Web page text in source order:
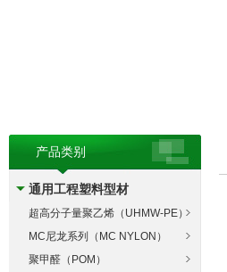
产品类别
通用工程塑料型材
超高分子量聚乙烯（UHMW-PE）
MC尼龙系列（MC NYLON）
聚甲醛（POM）